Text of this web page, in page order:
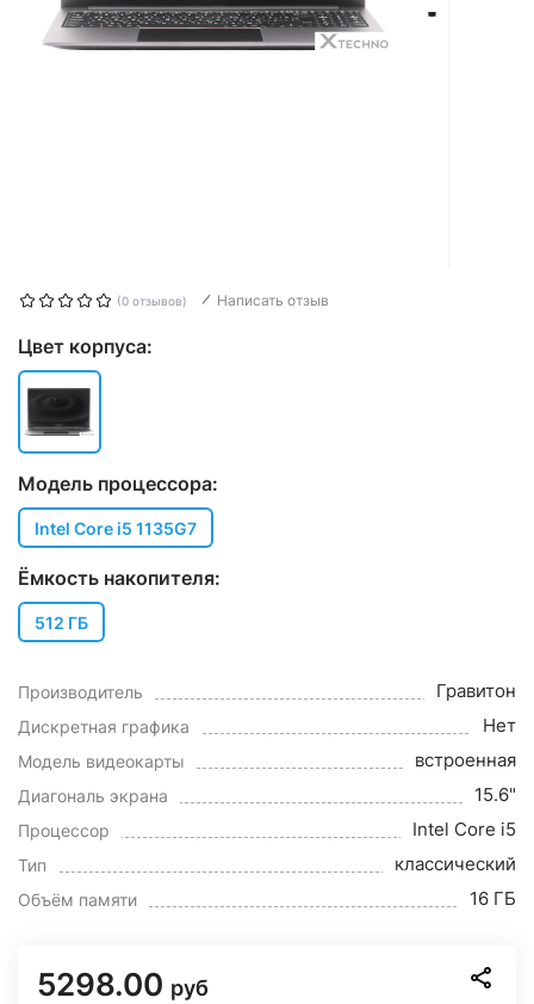
(0 отзывов) Написать отзыв
Цвет корпуса:
Модель процессора:
Intel Core i5 1135G7
Ёмкость накопителя:
512 ГБ
Производитель Гравитон
Дискретная графика Нет
Модель видеокарты встроенная
Диагональ экрана 15.6"
Процессор Intel Core i5
Тип классический
Объём памяти 16 ГБ
5298.00 руб